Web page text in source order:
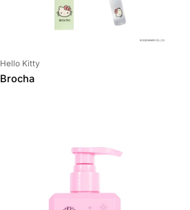
Proveedor:
Hello Kitty
Brocha